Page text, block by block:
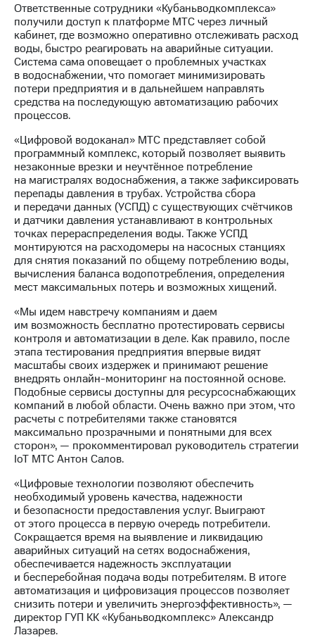
Корпоративный
секретарь
Раскрытие
информации
Информация
акционерам
Документы
ПАО
"МТС"
Собрания
акционеров
Личный
кабинет
акционера
Акционерный
капитал
Контроль
и
аудит
Рынок
акций
Описание
Программа
приобретения
Порядок
выкупа
акций
Дивиденды
Рынок
облигаций
Описание
Еврооблигации-2023
о
погашении
именных
облигаций
Другое
Регистратор
Реквизиты
Контакты
развитие
деловая этика
На главную
Ответственные сотрудники «Кубаньводкомплекса»
получили доступ к платформе МТС через личный
кабинет, где возможно оперативно отслеживать расход
воды, быстро реагировать на аварийные ситуации.
Система сама оповещает о проблемных участках
в водоснабжении, что помогает минимизировать
потери предприятия и в дальнейшем направлять
средства на последующую автоматизацию рабочих
процессов.
«Цифровой водоканал» МТС представляет собой
программный комплекс, который позволяет выявить
незаконные врезки и неучтённое потребление
на магистралях водоснабжения, а также зафиксировать
перепады давления в трубах. Устройства сбора
и передачи данных (УСПД) с существующих счётчиков
и датчики давления устанавливают в контрольных
точках перераспределения воды. Также УСПД
монтируются на расходомеры на насосных станциях
для снятия показаний по общему потреблению воды,
вычисления баланса водопотребления, определения
мест максимальных потерь и возможных хищений.
«Мы идем навстречу компаниям и даем
им возможность бесплатно протестировать сервисы
контроля и автоматизации в деле. Как правило, после
этапа тестирования предприятия впервые видят
масштабы своих издержек и принимают решение
внедрять онлайн-мониторинг на постоянной основе.
Подобные сервисы доступны для ресурсоснабжающих
компаний в любой области. Очень важно при этом, что
расчеты с потребителями также становятся
максимально прозрачными и понятными для всех
сторон», — прокомментировал руководитель стратегии
IoT МТС Антон Салов.
«Цифровые технологии позволяют обеспечить
необходимый уровень качества, надежности
и безопасности предоставления услуг. Выиграют
от этого процесса в первую очередь потребители.
Сокращается время на выявление и ликвидацию
аварийных ситуаций на сетях водоснабжения,
обеспечивается надежность эксплуатации
и бесперебойная подача воды потребителям. В итоге
автоматизация и цифровизация процессов позволяет
снизить потери и увеличить энергоэффективность», —
директор ГУП КК «Кубаньводкомплекс» Александр
Лазарев.